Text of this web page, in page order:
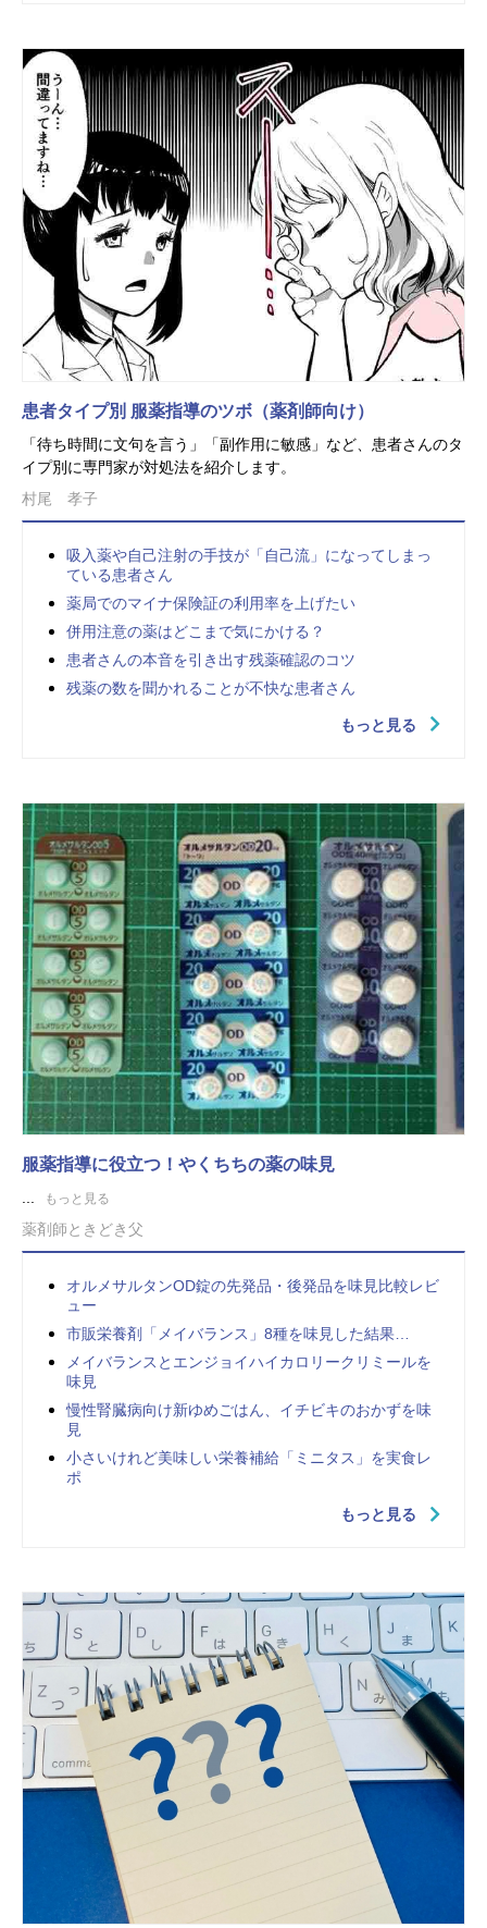
患者タイプ別 服薬指導のツボ（薬剤師向け）
「待ち時間に文句を言う」「副作用に敏感」など、患者さんのタ
イプ別に専門家が対処法を紹介します。
村尾 孝子
吸入薬や自己注射の手技が「自己流」になってしまっ
ている患者さん
薬局でのマイナ保険証の利用率を上げたい
併用注意の薬はどこまで気にかける？
患者さんの本音を引き出す残薬確認のコツ
残薬の数を聞かれることが不快な患者さん
もっと見る
服薬指導に役立つ！やくちちの薬の味見
... もっと見る
薬剤師ときどき父
オルメサルタンOD錠の先発品・後発品を味見比較レビ
ュー
市販栄養剤「メイバランス」8種を味見した結果…
メイバランスとエンジョイハイカロリークリミールを
味見
慢性腎臓病向け新ゆめごはん、イチビキのおかずを味
見
小さいけれど美味しい栄養補給「ミニタス」を実食レ
ポ
もっと見る